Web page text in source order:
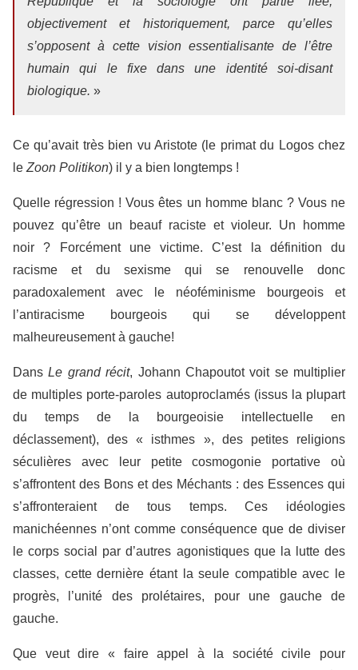
objectivement et historiquement, parce qu’elles
s’opposent à cette vision essentialisante de l’être
humain qui le fixe dans une identité soi-disant
biologique. »
Ce qu’avait très bien vu Aristote (le primat du Logos chez
le Zoon Politikon) il y a bien longtemps !
Quelle régression ! Vous êtes un homme blanc ? Vous ne
pouvez qu’être un beauf raciste et violeur.
Un homme
noir ? Forcément une victime. C’est la définition du
racisme
et du sexisme qui se renouvelle donc
paradoxalement avec le néoféminisme bourgeois et
l’antiracisme bourgeois qui se développent
malheureusement à gauche!
DansLe grand récit, Johann Chapoutot voit se multiplier
de multiples porte-paroles autoproclamés (issus la plupart
du temps de la bourgeoisie intellectuelle en
déclassement), des « isthmes », des petites religions
séculières avec leur petite cosmogonie portative où
s’affrontent des Bons et des Méchants : des Essences qui
s’affronteraient de tous temps. Ces idéologies
manichéennes n’ont comme conséquence que de diviser
le corps social par d’autres agonistiques que la lutte des
classes, cette dernière étant la seule compatible avec le
progrès, l’unité des prolétaires, pour une gauche de
gauche.
Que veut dire « faire appel à la société civile pour